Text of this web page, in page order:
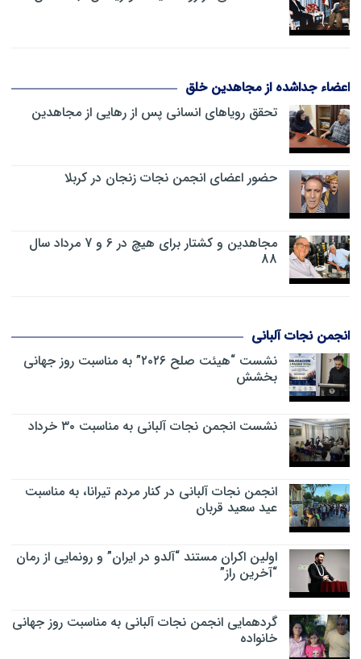
اعضاء جداشده از مجاهدین خلق
تحقق رویاهای انسانی پس از رهایی از مجاهدین
حضور اعضای انجمن نجات زنجان در کربلا
مجاهدین و کشتار برای هیچ در 6 و 7 مرداد سال
88
انجمن نجات آلبانی
نشست “هیئت صلح ۲۰۲۶” به مناسبت روز جهانی
بخشش
نشست انجمن نجات آلبانی به مناسبت ۳۰ خرداد
انجمن نجات آلبانی در کنار مردم تیرانا، به مناسبت
عید سعید قربان
اولین اکران مستند “آلدو در ایران” و رونمایی از رمان
“آخرین راز”
گردهمایی انجمن نجات آلبانی به مناسبت روز جهانی
خانواده